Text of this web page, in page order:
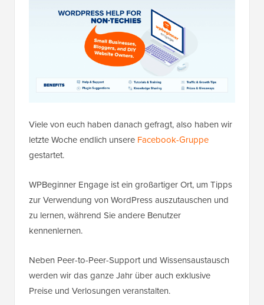
Viele von euch haben danach gefragt, also haben wir
letzte Woche endlich unsere Facebook-Gruppe
gestartet.
WPBeginner Engage ist ein großartiger Ort, um Tipps
zur Verwendung von WordPress auszutauschen und
zu lernen, während Sie andere Benutzer
kennenlernen.
Neben Peer-to-Peer-Support und Wissensaustausch
werden wir das ganze Jahr über auch exklusive
Preise und Verlosungen veranstalten.